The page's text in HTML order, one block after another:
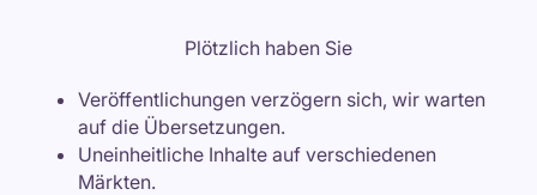
Plötzlich haben Sie
Veröffentlichungen verzögern sich, wir warten
auf die Übersetzungen.
Uneinheitliche Inhalte auf verschiedenen
Märkten.